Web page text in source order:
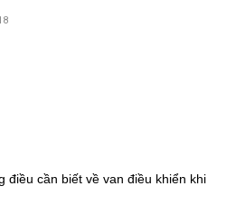
điều cần biết về van điều khiển khi